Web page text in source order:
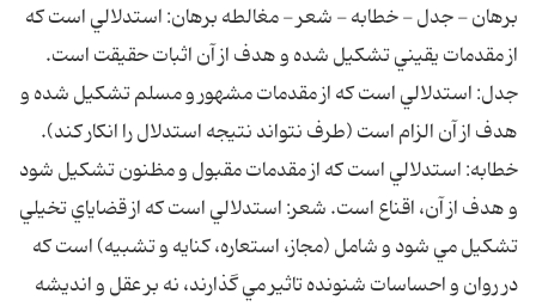
برهان - جدل - خطابه - شعر - مغالطه برهان: استدلالي است که
از مقدمات يقيني تشکيل شده و هدف از آن اثبات حقيقت است.
جدل: استدلالي است که از مقدمات مشهور و مسلم تشکيل شده و
هدف از آن الزام است (طرف نتواند نتيجه استدلال را انکار کند).
خطابه: استدلالي است که از مقدمات مقبول و مظنون تشکيل شود
و هدف از آن، اقناع است. شعر: استدلالي است که از قضاياي تخيلي
تشکيل مي شود و شامل (مجاز، استعاره، کنايه و تشبيه) است که
در روان و احساسات شنونده تاثير مي گذارند، نه بر عقل و انديشه